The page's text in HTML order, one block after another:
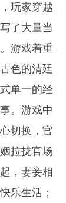
玩家穿越
了大量当
游戏着重
色的清廷
单一的经
。游戏中
切换，官
拉拢官场
，妻妾相
乐生活；